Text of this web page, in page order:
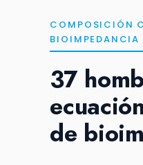
COMPOSICIÓN
BIOIMPEDANCIA
37
de